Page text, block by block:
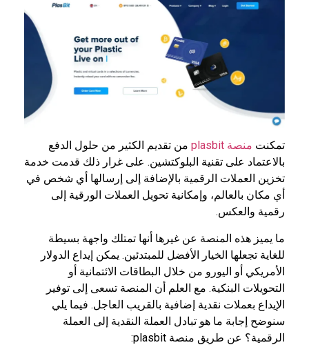
تمكنت منصة plasbit
من تقديم الكثير من حلول الدفع
بالاعتماد على تقنية البلوكتشين. على غرار ذلك قدمت خدمة
تخزين العملات الرقمية بالإضافة إلى إرسالها أي شخص في
أي مكان بالعالم، وإمكانية تحويل العملات الورقية إلى
رقمية والعكس.
ما يميز هذه المنصة عن غيرها أنها تمتلك واجهة بسيطة
للغاية تجعلها الخيار الأفضل للمبتدئين. يمكن إيداع الدولار
الأمريكي أو اليورو من خلال البطاقات الائتمانية أو
التحويلات البنكية. مع العلم أن المنصة تسعى إلى توفير
الإيداع بعملات نقدية إضافية بالقريب العاجل. فيما يلي
سنوضح إجابة ما هو تبادل العملة النقدية إلى العملة
الرقمية؟ عن طريق منصة plasbit: